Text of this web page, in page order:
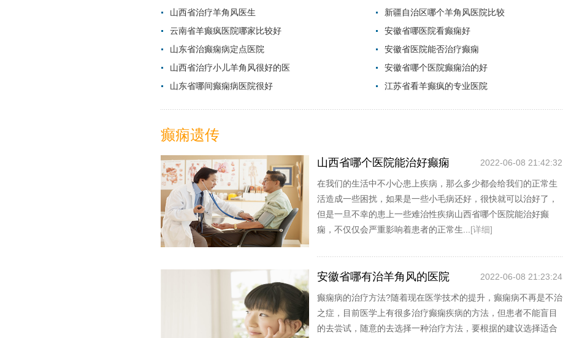
山西省治疗羊角风医生
新疆自治区哪个羊角风医院比较
云南省羊癫疯医院哪家比较好
安徽省哪医院看癫痫好
山东省治癫痫病定点医院
安徽省医院能否治疗癫痫
山西省治疗小儿羊角风很好的医
安徽省哪个医院癫痫治的好
山东省哪间癫痫病医院很好
江苏省看羊癫疯的专业医院
癫痫遗传
山西省哪个医院能治好癫痫 2022-06-08 21:42:32
在我们的生活中不小心患上疾病，那么多少都会给我们的正常生
活造成一些困扰，如果是一些小毛病还好，很快就可以治好了，
但是一旦不幸的患上一些难治性疾病山西省哪个医院能治好癫
痫，不仅仅会严重影响着患者的正常生... [详细]
安徽省哪有治羊角风的医院 2022-06-08 21:23:24
癫痫病的治疗方法?随着现在医学技术的提升，癫痫病不再是不治
之症，目前医学上有很多治疗癫痫疾病的方法，但患者不能盲目
的去尝试，随意的去选择一种治疗方法，要根据的建议选择适合